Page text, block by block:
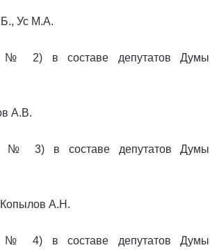
Ус М.А.
№ 2) в составе депутатов Думы
А.В.
№ 3) в составе депутатов Думы
А.Н.
№ 4) в составе депутатов Думы